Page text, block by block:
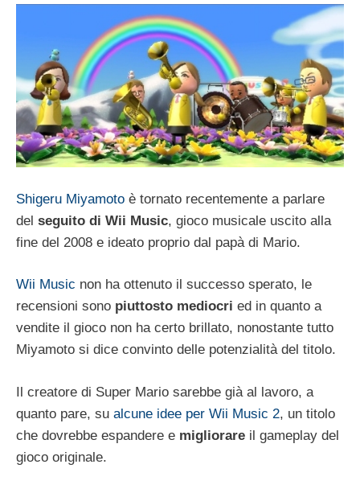
Shigeru Miyamoto è tornato recentemente a parlare
del seguito di Wii Music, gioco musicale uscito alla
fine del 2008 e ideato proprio dal papà di Mario.
Wii Music non ha ottenuto il successo sperato, le
recensioni sono piuttosto mediocri ed in quanto a
vendite il gioco non ha certo brillato, nonostante tutto
Miyamoto si dice convinto delle potenzialità del titolo.
Il creatore di Super Mario sarebbe già al lavoro, a
quanto pare, su alcune idee per Wii Music 2, un titolo
che dovrebbe espandere e migliorare il gameplay del
gioco originale.